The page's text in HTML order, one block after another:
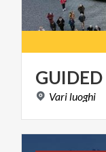
GUIDED
Variluoghi